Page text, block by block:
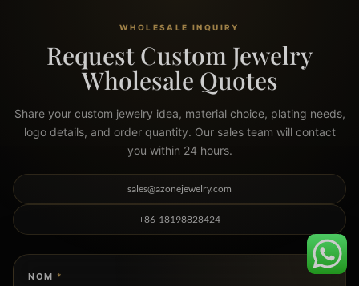
WHOLESALE INQUIRY
Request Custom Jewelry
Wholesale Quotes
Share your custom jewelry idea, material choice, plating needs,
logo details, and order quantity. Our sales team will contact
you within 24 hours.
sales@azonejewelry.com
+86-18198828424
NOM *